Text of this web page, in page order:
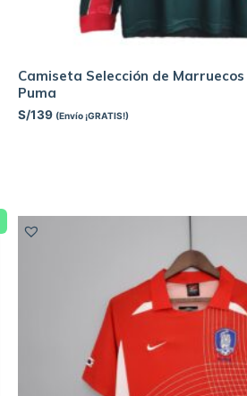
Camiseta Selección de Marruecos
Puma
S/139 (Envío ¡GRATIS!)